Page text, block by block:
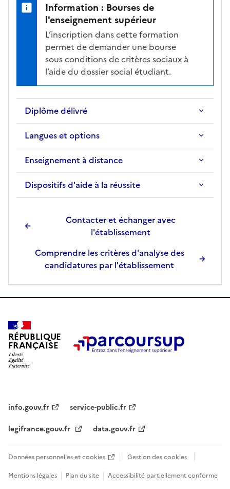
a
t
i
o
n
s
é
l
c
i
n
é
.
Information : Bourses de
l'enseignement supérieur
L’inscription dans cette formation
permet de demander une bourse
sous conditions de critères sociaux à
l’aide du dossier social étudiant.
Diplôme délivré
Langues et options
Enseignement à distance
Dispositifs d'aide à la réussite
Contacter et échanger avec
l'établissement
Comprendre les critères d'analyse des
candidatures par l'établissement
RÉPUBLIQUE
FRANÇAISE
info.gouv.fr
service-public.fr
legifrance.gouv.fr
data.gouv.fr
Données personnelles et cookies
Gestion des cookies
Mentions légales
Plan du site Accessibilité partiellement conforme